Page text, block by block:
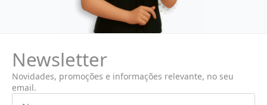
Newsletter
Novidades, promoções e informações relevante, no seu
email.
Nome